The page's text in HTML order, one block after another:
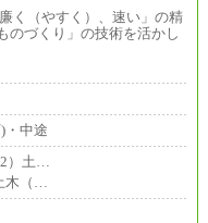
く（やすく）、速い」の精
のづくり」の技術を活かし
・中途
2）土…
木（…